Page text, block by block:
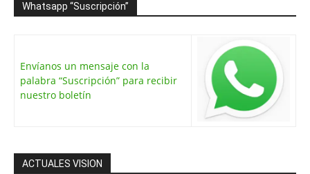
Whatsapp “Suscripción”
Envíanos un mensaje con la
palabra “Suscripción” para recibir
nuestro boletín
ACTUALES VISION